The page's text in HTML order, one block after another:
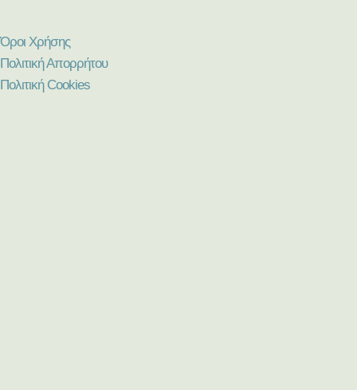
Όροι Χρήσης
Πολιτική Απορρήτου
Πολιτική Cookies